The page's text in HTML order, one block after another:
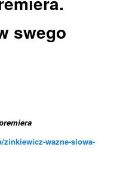
swego
zinkiewicz-wazne-slowa-